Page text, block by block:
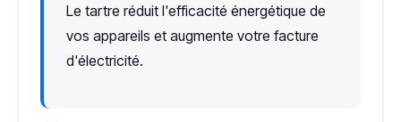
Le tartre réduit l'efficacité énergétique de
vos appareils et augmente votre facture
d'électricité.